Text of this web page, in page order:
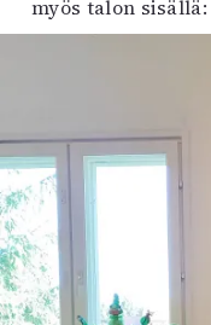
myös talon